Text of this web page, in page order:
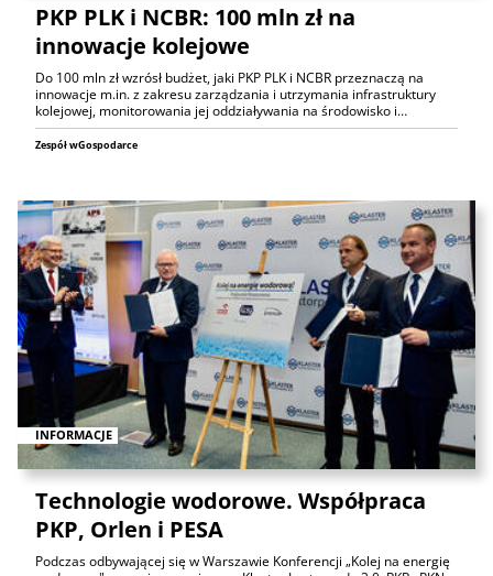
PKP PLK i NCBR: 100 mln zł na
innowacje kolejowe
Do 100 mln zł wzrósł budżet, jaki PKP PLK i NCBR przeznaczą na
innowacje m.in. z zakresu zarządzania i utrzymania infrastruktury
kolejowej, monitorowania jej oddziaływania na środowisko i…
Zespół wGospodarce
INFORMACJE
Technologie wodorowe. Współpraca
PKP, Orlen i PESA
Podczas odbywającej się w Warszawie Konferencji „Kolej na energię